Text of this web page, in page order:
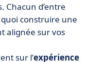
Chacun d’entre
quoi construire une
alignée sur vos
sur l’expérience